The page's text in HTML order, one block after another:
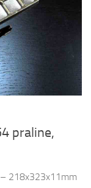
praline,
218x323x11mm